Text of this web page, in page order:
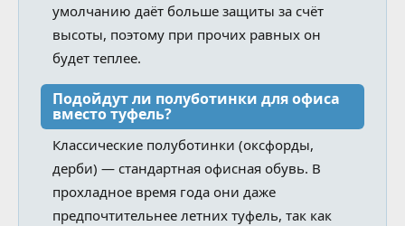
умолчанию даёт больше защиты за счёт
высоты, поэтому при прочих равных он
будет теплее.
Подойдут ли полуботинки для офиса
вместо туфель?
Классические полуботинки (оксфорды,
дерби) — стандартная офисная обувь. В
прохладное время года они даже
предпочтительнее летних туфель, так как